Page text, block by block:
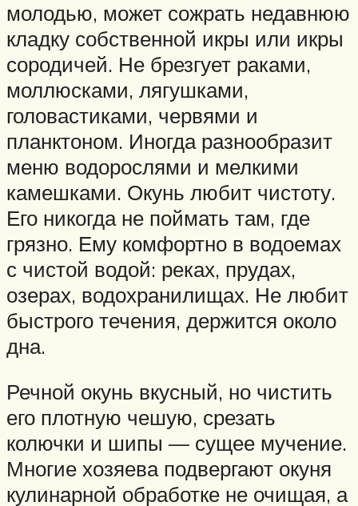
молодью, может сожрать недавнюю
кладку собственной икры или икры
сородичей. Не брезгует раками,
моллюсками, лягушками,
головастиками, червями и
планктоном. Иногда разнообразит
меню водорослями и мелкими
камешками. Окунь любит чистоту.
Его никогда не поймать там, где
грязно. Ему комфортно в водоемах
с чистой водой: реках, прудах,
озерах, водохранилищах. Не любит
быстрого течения, держится около
дна.
Речной окунь вкусный, но чистить
его плотную чешую, срезать
колючки и шипы — сущее мучение.
Многие хозяева подвергают окуня
кулинарной обработке не очищая, а